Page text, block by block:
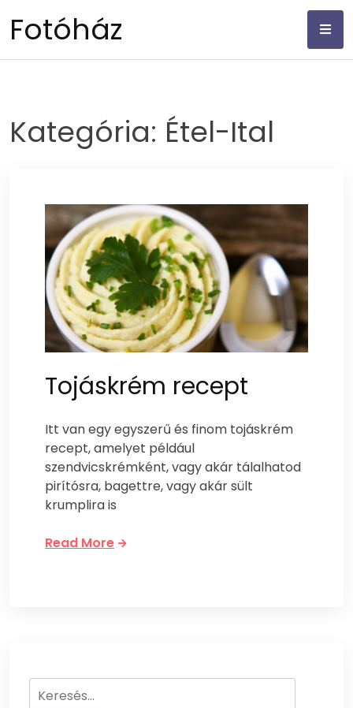
Fotóház
Kategória: Étel-Ital
Tojáskrém recept
Itt van egy egyszerű és finom tojáskrém
recept, amelyet például
szendvicskrémként, vagy akár tálalhatod
pirítósra, bagettre, vagy akár sült
krumplira is
Read More
Keresés: